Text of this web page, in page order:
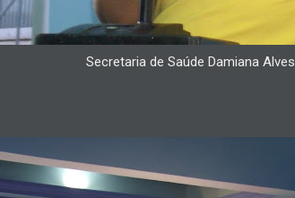
Secretaria de Saúde Damiana Alves